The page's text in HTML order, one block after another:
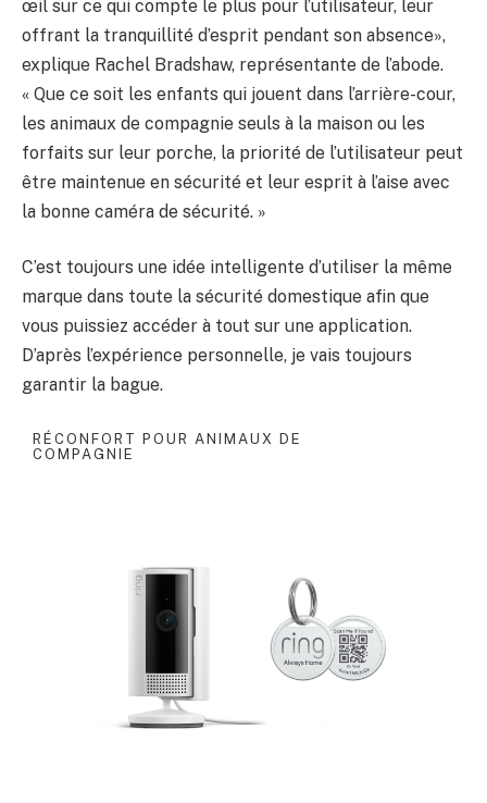
œil sur ce qui compte le plus pour l’utilisateur, leur
offrant la tranquillité d’esprit pendant son absence»,
explique Rachel Bradshaw, représentante de l’abode.
« Que ce soit les enfants qui jouent dans l’arrière-cour,
les animaux de compagnie seuls à la maison ou les
forfaits sur leur porche, la priorité de l’utilisateur peut
être maintenue en sécurité et leur esprit à l’aise avec
la bonne caméra de sécurité. »
C’est toujours une idée intelligente d’utiliser la même
marque dans toute la sécurité domestique afin que
vous puissiez accéder à tout sur une application.
D’après l’expérience personnelle, je vais toujours
garantir la bague.
RÉCONFORT POUR ANIMAUX DE
COMPAGNIE